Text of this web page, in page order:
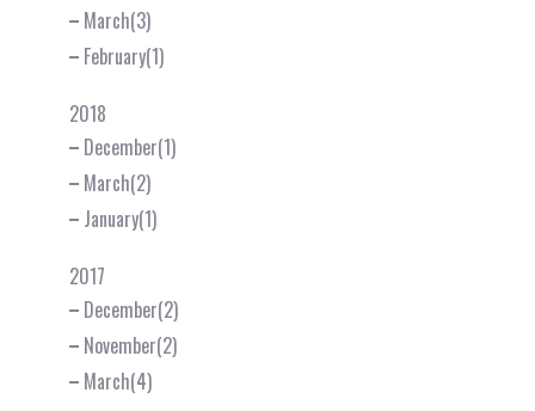
March(3)
February(1)
2018
December(1)
March(2)
January(1)
2017
December(2)
November(2)
March(4)